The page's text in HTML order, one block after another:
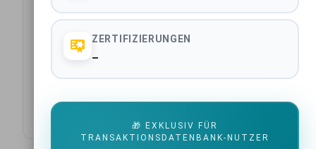
Käufer
Verkäufer
Ausstattung
ZERTIFIZIERUNGEN
–
🎁 EXKLUSIV FÜR
TRANSAKTIONSDATENBANK-NUTZER